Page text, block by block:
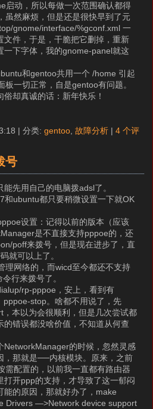
启动，所以每做一次范围确认都得
虽然麻烦，但是还是很快早到了元
gnome/interface/%gconf.xml 一
文件，于是，干脆把它删掉，重新
一下字体，我的gnome-panel就这
和gentoo共用一个 /home 引起
一切正常，自是gentoo有问题。
却真诚的话：新年快乐！
| 分类: gentoo, 故障分析 | 4 个评
号
先用自己的电脑拨adsl了。
和ubuntu都只要稍微设置一下就OK
设置：记得以前的版本（应该
是不直接支持pppoe的，还
poff来拨号，但是现在进步了，直
就可以上了。
理网络的，而wicd至今都还不支持
行来拨号了。
rp-pppoe，安上，看到有
stop。啥都不用说了，先
本以为会很顺利，但是几次尝试都
的错误都没啥价值，不知道从何查
NetworkManager的时候，忽然灵感
，那就是──内核模块。原来，之前
需配置的，以前我一直都有路由器
打开ppp的支持，才导致了这一郁闷
能的原因，那就好办了，make
Drivers —>Network device support